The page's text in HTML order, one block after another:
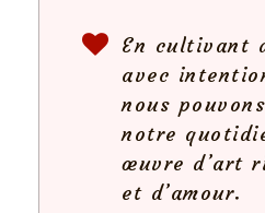
En cultivant
avec
nous
notre
œuvre d’art
et d’amour.